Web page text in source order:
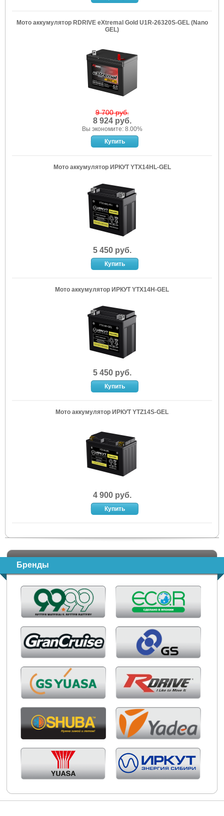
Мото аккумулятор RDRIVE eXtremal Gold U1R-26320S-GEL (Nano
GEL)
9 700 руб.
8 924 руб.
Вы экономите: 8.00%
Мото аккумулятор ИРКУТ YTX14HL-GEL
5 450 руб.
Мото аккумулятор ИРКУТ YTX14H-GEL
5 450 руб.
Мото аккумулятор ИРКУТ YTZ14S-GEL
4 900 руб.
Бренды